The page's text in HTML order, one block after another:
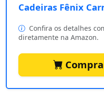
Cadeiras Fênix
Confira os detalhes
diretamente na Amazon.